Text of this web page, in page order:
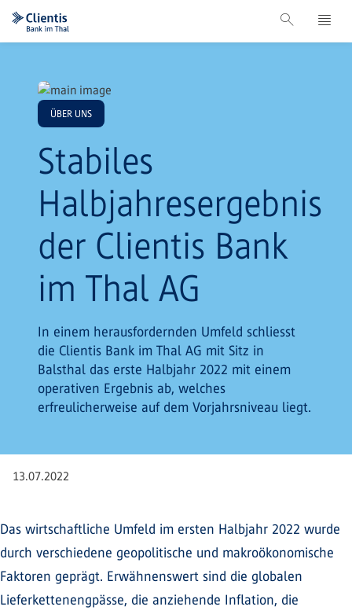
ÜBER UNS
Stabiles
Halbjahresergebnis
der Clientis Bank
im Thal AG
In einem herausfordernden Umfeld schliesst
die Clientis Bank im Thal AG mit Sitz in
Balsthal das erste Halbjahr 2022 mit einem
operativen Ergebnis ab, welches
erfreulicherweise auf dem Vorjahrsniveau liegt.
13.07.2022
Das wirtschaftliche Umfeld im ersten Halbjahr 2022 wurde
durch verschiedene geopolitische und makroökonomische
Faktoren geprägt. Erwähnenswert sind die globalen
Lieferkettenengpässe, die anziehende Inflation, die